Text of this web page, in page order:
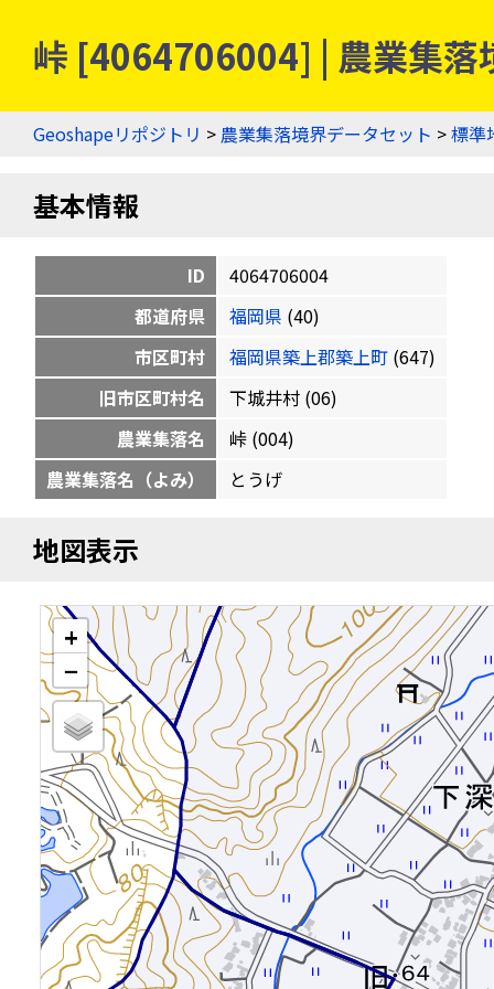
峠 [4064706004] | 農業集落
Geoshapeリポジトリ > 農業集落境界データセット >標準
基本情報
ID
4064706004
都道府県
福岡県 (40)
市区町村
福岡県築上郡築上町 (647)
旧市区町村名
下城井村 (06)
農業集落名
峠 (004)
農業集落名（よみ）
とうげ
地図表示
+
−